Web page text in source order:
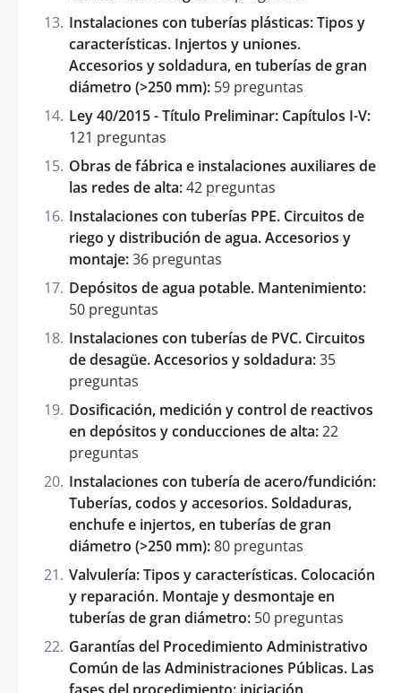
Instalaciones con tuberías plásticas: Tipos y
características. Injertos y uniones.
Accesorios y soldadura, en tuberías de gran
diámetro (>250 mm): 59 preguntas
Ley 40/2015 - Título Preliminar: Capítulos I-V:
121 preguntas
Obras de fábrica e instalaciones auxiliares de
las redes de alta:42 preguntas
Instalaciones con tuberías PPE. Circuitos de
riego y distribución de agua. Accesorios y
montaje:36 preguntas
Depósitos de agua potable. Mantenimiento:
50 preguntas
Instalaciones con tuberías de PVC. Circuitos
de desagüe. Accesorios y soldadura:35
preguntas
Dosificación, medición y control de reactivos
en depósitos y conducciones de alta:22
preguntas
Instalaciones con tubería de acero/fundición:
Tuberías, codos y accesorios. Soldaduras,
enchufe e injertos, en tuberías de gran
diámetro (>250 mm):80 preguntas
Valvulería: Tipos y características. Colocación
y reparación. Montaje y desmontaje en
tuberías de gran diámetro: 50 preguntas
Garantías del Procedimiento Administrativo
Común de las Administraciones Públicas. Las